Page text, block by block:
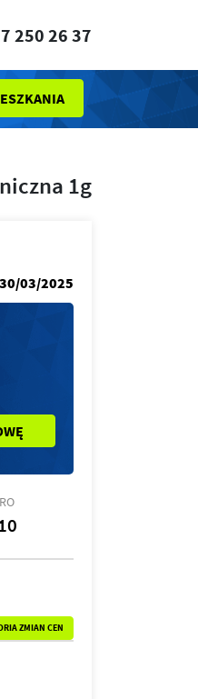
250 26 37
1g
30/03/2025
ZMIAN CEN